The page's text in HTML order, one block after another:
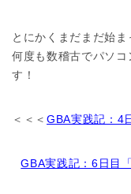
とにかくまだまだ始ま
何度も数稽古でパソ
す！
＜＜＜GBA実践記：4
GBA実践記：6日目